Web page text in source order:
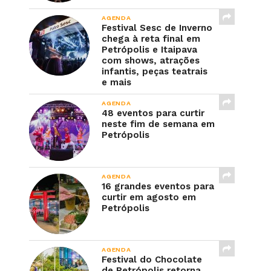
AGENDA
Festival Sesc de Inverno
chega à reta final em
Petrópolis e Itaipava
com shows, atrações
infantis, peças teatrais
e mais
AGENDA
48 eventos para curtir
neste fim de semana em
Petrópolis
AGENDA
16 grandes eventos para
curtir em agosto em
Petrópolis
AGENDA
Festival do Chocolate